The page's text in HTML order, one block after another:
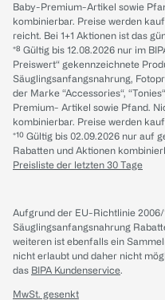
Baby-Premium-Artikel sowie
kombinierbar. Preise werden
reicht. Bei 1+1 Aktionen ist das
*⁸ Gültig bis 12.08.2026 nur im
Preiswert“ gekennzeichnete
Säuglingsanfangsnahrung,
der Marke “Accessories“,
Premium- Artikel sowie Pfand.
kombinierbar. Preise werden
*¹⁰ Gültig bis 02.09.2026 nur auf
Rabatten und Aktionen
Preisliste der letzten 30 Tage
Aufgrund der EU-Richtlinie
Säuglingsanfangsnahrung
weiteren ist ebenfalls ein
nicht erlaubt und daher nicht
das BIPA Kundenservice.
MwSt. gesenkt